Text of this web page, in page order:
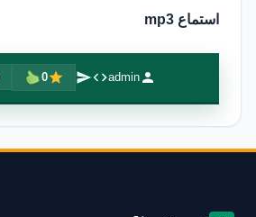
استماع mp3
admin
0